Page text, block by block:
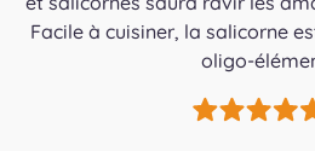
Facile à cuisiner, la salicorne
oligo-